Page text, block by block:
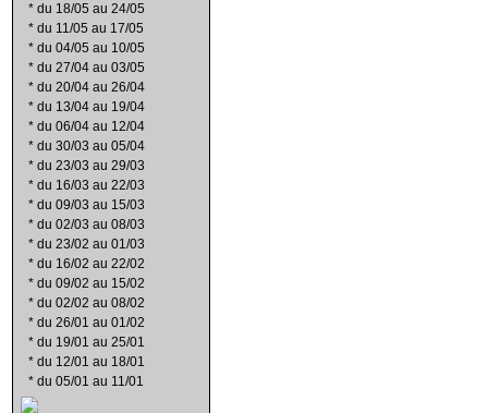
* du 18/05 au 24/05
* du 11/05 au 17/05
* du 04/05 au 10/05
* du 27/04 au 03/05
* du 20/04 au 26/04
* du 13/04 au 19/04
* du 06/04 au 12/04
* du 30/03 au 05/04
* du 23/03 au 29/03
* du 16/03 au 22/03
* du 09/03 au 15/03
* du 02/03 au 08/03
* du 23/02 au 01/03
* du 16/02 au 22/02
* du 09/02 au 15/02
* du 02/02 au 08/02
* du 26/01 au 01/02
* du 19/01 au 25/01
* du 12/01 au 18/01
* du 05/01 au 11/01